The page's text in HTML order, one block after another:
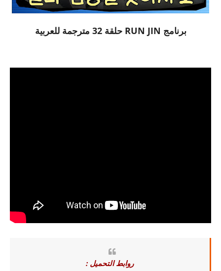
برنامج RUN JIN حلقة 32 مترجمة للعربية
روابط التحميل :